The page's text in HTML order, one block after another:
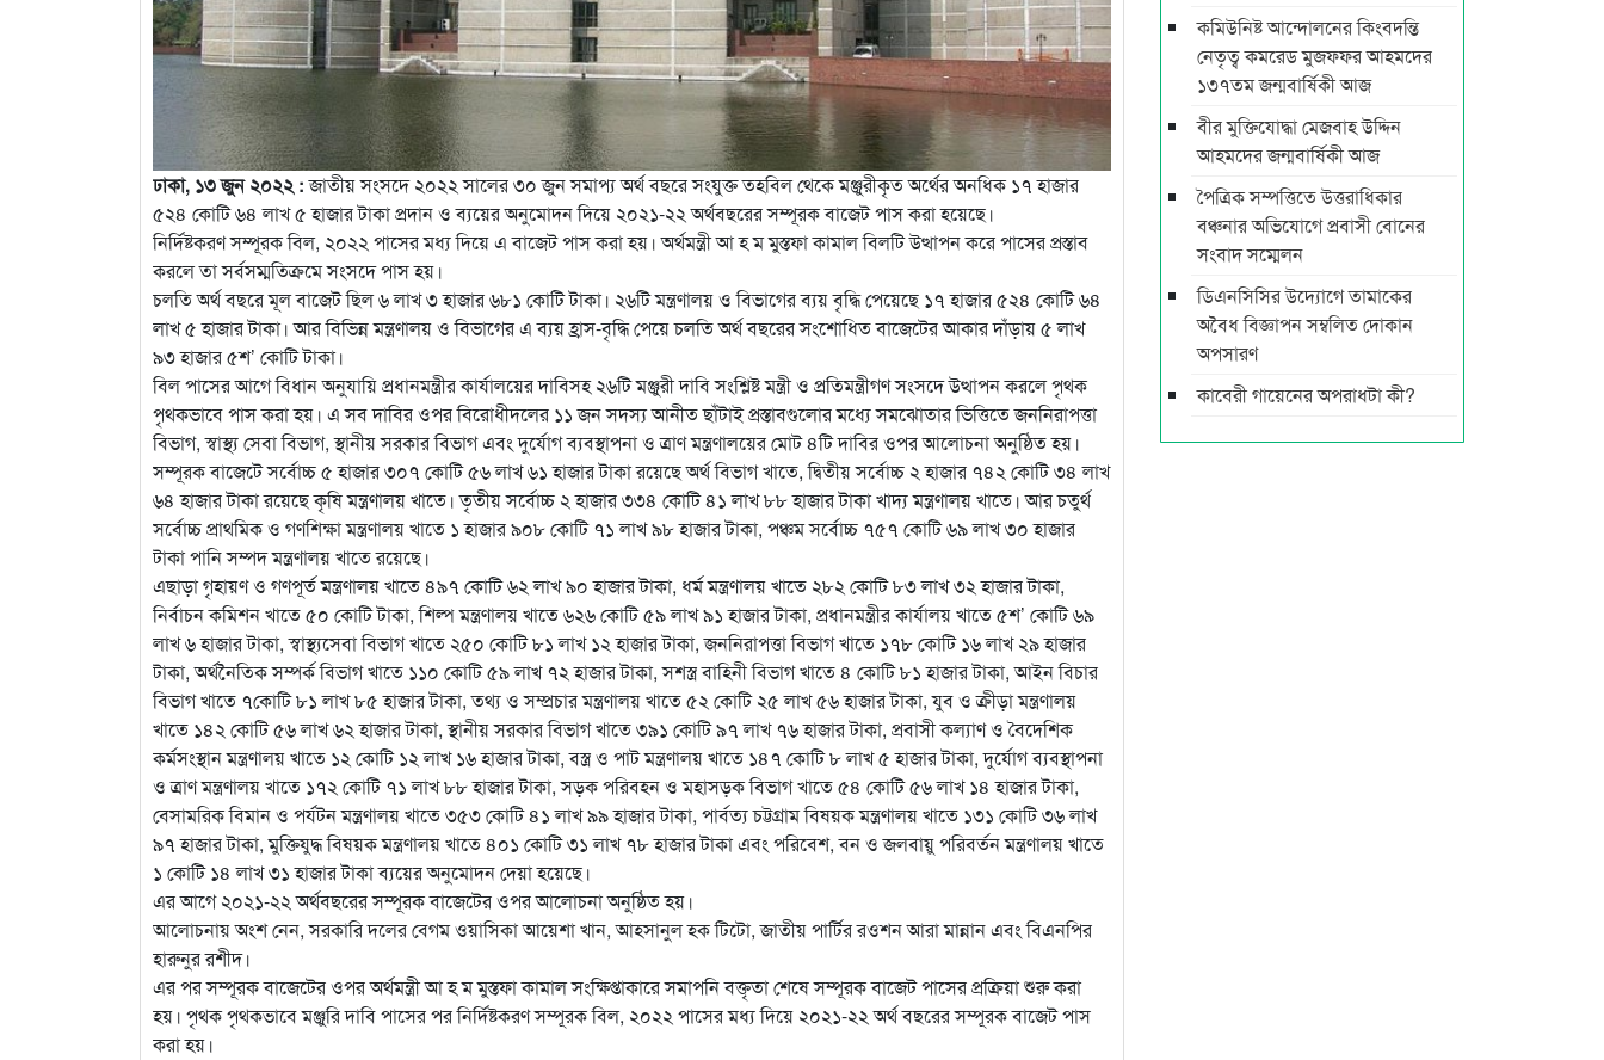
ঢাকা, ১৩ জুন ২০২২ :জাতীয় সংসদে ২০২২ সালের ৩০ জুন সমাপ্য অর্থ বছরে সংযুক্ত তহবিল থেকে মঞ্জুরীকৃত অর্থের অনধিক ১৭ হাজার
৫২৪ কোটি ৬৪ লাখ ৫ হাজার টাকা প্রদান ও ব্যয়ের অনুমোদন দিয়ে ২০২১-২২ অর্থবছরের সম্পূরকবাজেট পাস করা হয়েছে।
নির্দিষ্টকরণ সম্পূরক বিল, ২০২২ পাসের মধ্য দিয়ে এ বাজেট পাস করা হয়। অর্থমন্ত্রী আ হ ম মুস্তফা কামাল বিলটি উত্থাপন করে পাসের প্রস্তাব
করলে তা সর্বসম্মতিক্রমে সংসদে পাস হয়।
চলতি অর্থ বছরে মূল বাজেট ছিল ৬ লাখ ৩ হাজার ৬৮১ কোটি টাকা। ২৬টি মন্ত্রণালয় ও বিভাগের ব্যয় বৃদ্ধি পেয়েছে ১৭ হাজার ৫২৪ কোটি ৬৪
লাখ ৫ হাজার টাকা। আর বিভিন্ন মন্ত্রণালয় ও বিভাগের এ ব্যয় হ্রাস-বৃদ্ধি পেয়ে চলতি অর্থ বছরের সংশোধিত বাজেটের আকার দাঁড়ায় ৫ লাখ
৯৩ হাজার ৫শ’ কোটি টাকা।
বিল পাসের আগে বিধান অনুযায়ি প্রধানমন্ত্রীর কার্যালয়ের দাবিসহ ২৬টি মঞ্জুরী দাবি সংশ্লিষ্ট মন্ত্রী ও প্রতিমন্ত্রীগণ সংসদে উত্থাপন করলে পৃথক
পৃথকভাবে পাস করা হয়। এ সব দাবির ওপর বিরোধীদলের ১১ জন সদস্য আনীত ছাঁটাই প্রস্তাবগুলোর মধ্যে সমঝোতার ভিত্তিতে জননিরাপত্তা
বিভাগ, স্বাস্থ্য সেবা বিভাগ, স্থানীয় সরকার বিভাগ এবং দুর্যোগ ব্যবস্থাপনা ও ত্রাণ মন্ত্রণালয়ের মোট ৪টি দাবির ওপর আলোচনা অনুষ্ঠিত হয়।
সম্পূরক বাজেটে সর্বোচ্চ ৫ হাজার ৩০৭ কোটি ৫৬ লাখ ৬১ হাজার টাকা রয়েছে অর্থ বিভাগ খাতে, দ্বিতীয় সর্বোচ্চ ২ হাজার ৭৪২ কোটি ৩৪ লাখ
৬৪ হাজার টাকা রয়েছে কৃষি মন্ত্রণালয় খাতে। তৃতীয় সর্বোচ্চ ২ হাজার ৩৩৪ কোটি ৪১ লাখ ৮৮ হাজার টাকা খাদ্য মন্ত্রণালয় খাতে। আর চতুর্থ
সর্বোচ্চ প্রাথমিক ও গণশিক্ষা মন্ত্রণালয় খাতে ১ হাজার ৯০৮ কোটি ৭১ লাখ ৯৮ হাজার টাকা, পঞ্চম সর্বোচ্চ ৭৫৭ কোটি ৬৯ লাখ ৩০ হাজার
টাকা পানি সম্পদ মন্ত্রণালয় খাতে রয়েছে।
এছাড়া গৃহায়ণ ও গণপূর্ত মন্ত্রণালয় খাতে ৪৯৭ কোটি ৬২ লাখ ৯০ হাজার টাকা, ধর্ম মন্ত্রণালয় খাতে ২৮২ কোটি ৮৩ লাখ ৩২ হাজার টাকা,
নির্বাচন কমিশন খাতে ৫০ কোটি টাকা, শিল্প মন্ত্রণালয় খাতে ৬২৬ কোটি ৫৯ লাখ ৯১ হাজার টাকা, প্রধানমন্ত্রীর কার্যালয় খাতে ৫শ’ কোটি ৬৯
লাখ ৬ হাজার টাকা, স্বাস্থ্যসেবা বিভাগ খাতে ২৫০ কোটি ৮১ লাখ ১২ হাজার টাকা, জননিরাপত্তা বিভাগ খাতে ১৭৮ কোটি ১৬ লাখ ২৯ হাজার
টাকা, অর্থনৈতিক সম্পর্ক বিভাগ খাতে ১১০ কোটি ৫৯ লাখ ৭২ হাজার টাকা, সশস্ত্র বাহিনী বিভাগ খাতে ৪ কোটি ৮১ হাজার টাকা, আইন বিচার
বিভাগ খাতে ৭কোটি ৮১ লাখ ৮৫ হাজার টাকা, তথ্য ও সম্প্রচার মন্ত্রণালয় খাতে ৫২ কোটি ২৫ লাখ ৫৬ হাজার টাকা, যুব ও ক্রীড়া মন্ত্রণালয়
খাতে ১৪২ কোটি ৫৬ লাখ ৬২ হাজার টাকা, স্থানীয় সরকার বিভাগ খাতে ৩৯১ কোটি ৯৭ লাখ ৭৬ হাজার টাকা, প্রবাসী কল্যাণ ও বৈদেশিক
কর্মসংস্থান মন্ত্রণালয় খাতে ১২ কোটি ১২ লাখ ১৬ হাজার টাকা, বস্ত্র ও পাট মন্ত্রণালয় খাতে ১৪৭ কোটি ৮ লাখ ৫ হাজার টাকা, দুর্যোগ ব্যবস্থাপনা
ও ত্রাণ মন্ত্রণালয় খাতে ১৭২ কোটি ৭১ লাখ ৮৮ হাজার টাকা, সড়ক পরিবহন ও মহাসড়ক বিভাগ খাতে ৫৪ কোটি ৫৬ লাখ ১৪ হাজার টাকা,
বেসামরিক বিমান ও পর্যটন মন্ত্রণালয় খাতে ৩৫৩ কোটি ৪১ লাখ ৯৯ হাজার টাকা, পার্বত্য চট্টগ্রাম বিষয়ক মন্ত্রণালয় খাতে ১৩১ কোটি ৩৬ লাখ
৯৭ হাজার টাকা, মুক্তিযুদ্ধ বিষয়ক মন্ত্রণালয় খাতে ৪০১ কোটি ৩১ লাখ ৭৮ হাজার টাকা এবং পরিবেশ, বন ও জলবায়ু পরিবর্তন মন্ত্রণালয় খাতে
১ কোটি ১৪ লাখ ৩১ হাজার টাকা ব্যয়ের অনুমোদন দেয়া হয়েছে।
এর আগে ২০২১-২২ অর্থবছরের সম্পূরক বাজেটের ওপর আলোচনা অনুষ্ঠিত হয়।
আলোচনায় অংশ নেন, সরকারি দলের বেগম ওয়াসিকা আয়েশা খান, আহসানুল হক টিটো, জাতীয় পার্টির রওশন আরা মান্নান এবং বিএনপির
হারুনুর রশীদ।
এর পর সম্পূরক বাজেটের ওপর অর্থমন্ত্রী আ হ ম মুস্তফা কামাল সংক্ষিপ্তাকারে সমাপনি বক্তৃতা শেষে সম্পূরক বাজেট পাসের প্রক্রিয়া শুরু করা
হয়। পৃথক পৃথকভাবে মঞ্জুরি দাবি পাসের পর নির্দিষ্টকরণ সম্পূরক বিল, ২০২২ পাসের মধ্য দিয়ে ২০২১-২২ অর্থ বছরের সম্পূরক বাজেট পাস
করা হয়।
কমিউনিষ্ট আন্দোলনের কিংবদন্তি
নেতৃত্ব কমরেড মুজফ্ফর আহমদের
১৩৭তম জন্মবার্ষিকী আজ
বীর মুক্তিযোদ্ধা মেজবাহ উদ্দিন
আহমদের জন্মবার্ষিকী আজ
পৈত্রিক সম্পত্তিতে উত্তরাধিকার
বঞ্চনার অভিযোগে প্রবাসী বোনের
সংবাদ সম্মেলন
ডিএনসিসির উদ্যোগে তামাকের
অবৈধ বিজ্ঞাপন সম্বলিত দোকান
অপসারণ
কাবেরী গায়েনের অপরাধটা কী?